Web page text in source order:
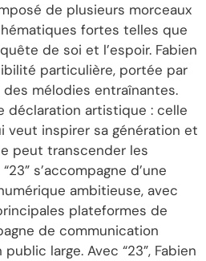
de plusieurs morceaux
fortes telles que
de soi et l’espoir. Fabien
particulière, portée par
mélodies entraînantes.
déclaration artistique : celle
veut inspirer sa génération et
peut transcender les
s’accompagne d’une
ambitieuse, avec
plateformes de
de communication
large. Avec “23”, Fabien